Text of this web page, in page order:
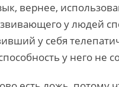
вернее,
у людей
у себя
у него не